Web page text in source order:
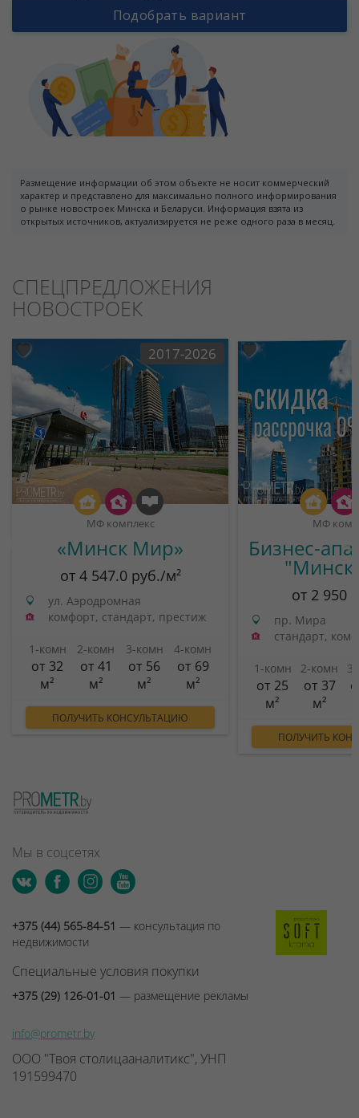
Подобрать вариант
Размещение информации об этом объекте не носит коммерческий
характер и представлено для максимально полного информирования
о рынке новостроек Минска и Беларуси. Информация взята из
открытых источников, актуализируется не реже одного раза в месяц.
СПЕЦПРЕДЛОЖЕНИЯ
НОВОСТРОЕК
2017-2026
МФ комплекс
«Минск Мир»
от 4 547.0 руб./м²
ул. Аэродромная
комфорт, стандарт, престиж
1-комн
от 32
м²
2-комн
от 41
м²
3-комн
от 56
м²
4-комн
от 69
м²
ПОЛУЧИТЬ КОНСУЛЬТАЦИЮ
МФ
Бизнес-
от 2 950
пр. Мира
стандарт,
1-комн
от 25
м²
2-комн
от 37
м²
ПОЛУЧИТЬ
Мы в соцсетях
+375 (44) 565-84-51 — консультация по
недвижимости
Специальные условия покупки
+375 (29) 126-01-01 — размещение рекламы
info@prometr.by
ООО "Твоя столицааналитикс", УНП
191599470